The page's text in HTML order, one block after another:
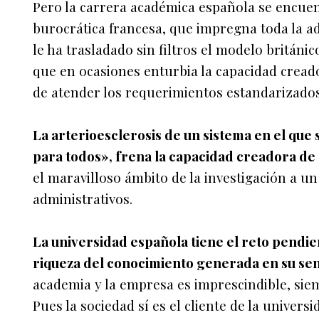
Pero la carrera académica española se
burocrática francesa, que impregna toda la
le ha trasladado sin filtros el modelo
que en ocasiones enturbia la capacidad
de atender los requerimientos
La arterioesclerosis de un sistema en el que
para todos», frena la capacidad creadora
el maravilloso ámbito de la investigación a
administrativos.
La universidad española tiene el reto
riqueza del conocimiento generada en su
academia y la empresa es imprescindible,
Pues la sociedad sí es el cliente de la